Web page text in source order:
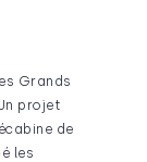
Grands
projet
de
les